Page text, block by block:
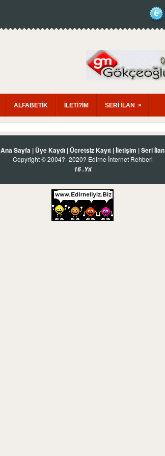
ALFABETİK İLETİ?İM SERİ İLAN »
Ana Sayfa | Üye Kaydı | Ücretsiz Kayıt |İletişim |Seri İlan
Copyright ©2004?- 2020? Edirne İnternet Rehberi
16 .Yıl